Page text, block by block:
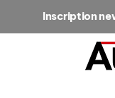
Inscription